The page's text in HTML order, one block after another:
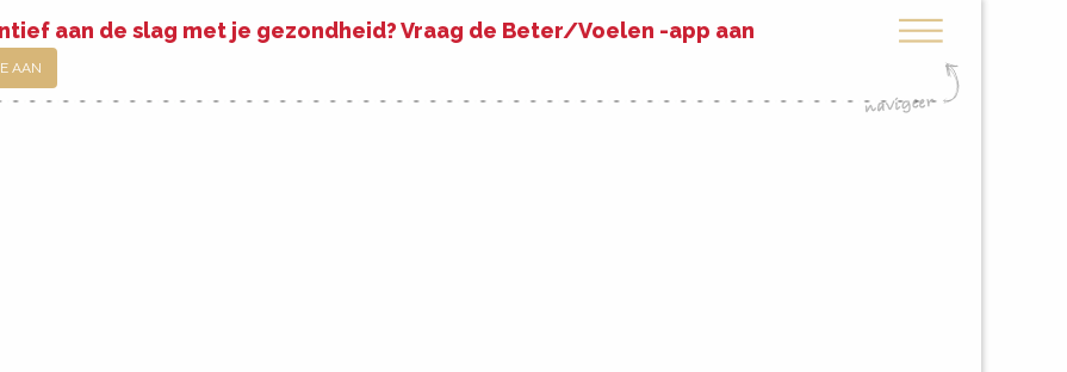
aan de slag met je gezondheid? Vraag de Beter/Voelen -app aan
AAN